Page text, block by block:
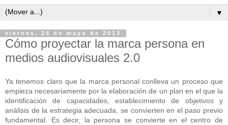
▼
viernes, 24 de mayo de 2013
Cómo proyectar la marca persona en
medios audiovisuales 2.0
Ya tenemos claro que la marca personal conlleva un proceso que
empieza necesariamente por la elaboración de un plan en el que la
identificación de capacidades, establecimiento de objetivos y
análisis de la estrategia adecuada, se convierten en el paso previo
fundamental. Es decir, la persona se convierte en el centro de